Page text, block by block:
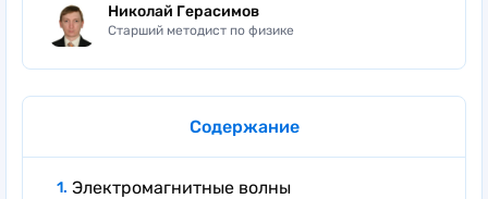
Николай Герасимов
Старший методист по физике
Содержание
Электромагнитные волны